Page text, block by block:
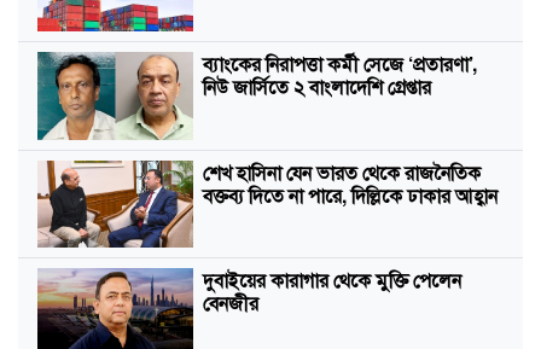
ব্যাংকের নিরাপত্তা কর্মী সেজে ‘প্রতারণা’,
নিউ জার্সিতে ২ বাংলাদেশি গ্রেপ্তার
শেখ হাসিনা যেন ভারত থেকে রাজনৈতিক
বক্তব্য দিতে না পারে, দিল্লিকে ঢাকার আহ্বান
দুবাইয়ের কারাগার থেকে মুক্তি পেলেন
বেনজীর